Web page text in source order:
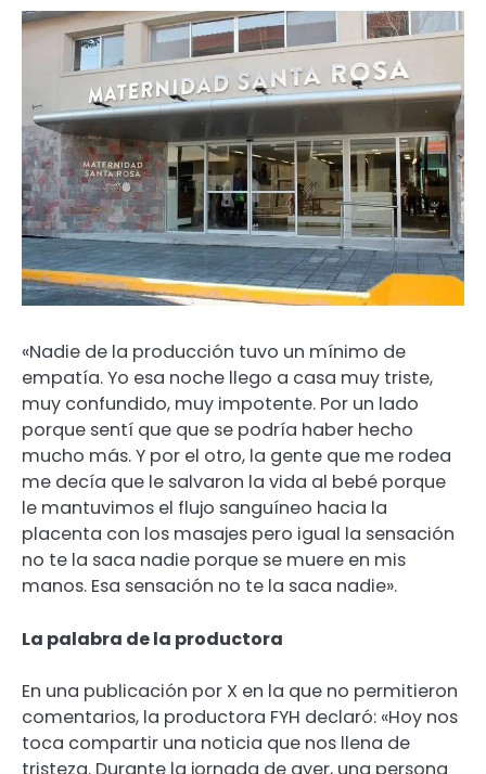
«Nadie de la producción tuvo un mínimo de
empatía. Yo esa noche llego a casa muy triste,
muy confundido, muy impotente. Por un lado
porque sentí que que se podría haber hecho
mucho más. Y por el otro, la gente que me rodea
me decía que le salvaron la vida al bebé porque
le mantuvimos el flujo sanguíneo hacia la
placenta con los masajes pero igual la sensación
no te la saca nadie porque se muere en mis
manos. Esa sensación no te la saca nadie».
La palabra de la productora
En una publicación por X en la que no permitieron
comentarios, la productora FYH declaró: «Hoy nos
toca compartir una noticia que nos llena de
tristeza. Durante la jornada de ayer, una persona